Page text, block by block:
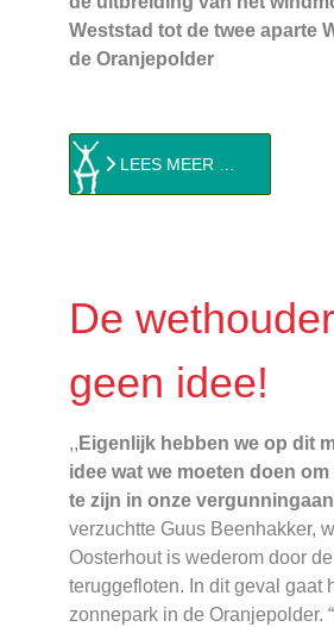
Weststad tot de twee aparte
de Oranjepolder
LEES MEER …
De
geen idee!
,, Eigenlijk hebben we op dit
idee wat we moeten doen
te zijn in onze
verzuchtte Guus Beenhakker,
Oosterhout is wederom door
teruggefloten. In dit geval gaat
zonnepark in de Oranjepolder.